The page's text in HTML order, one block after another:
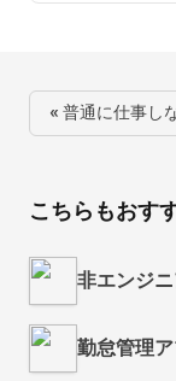
« 普通に仕事し
こちらもおす
非エンジ
勤怠管理